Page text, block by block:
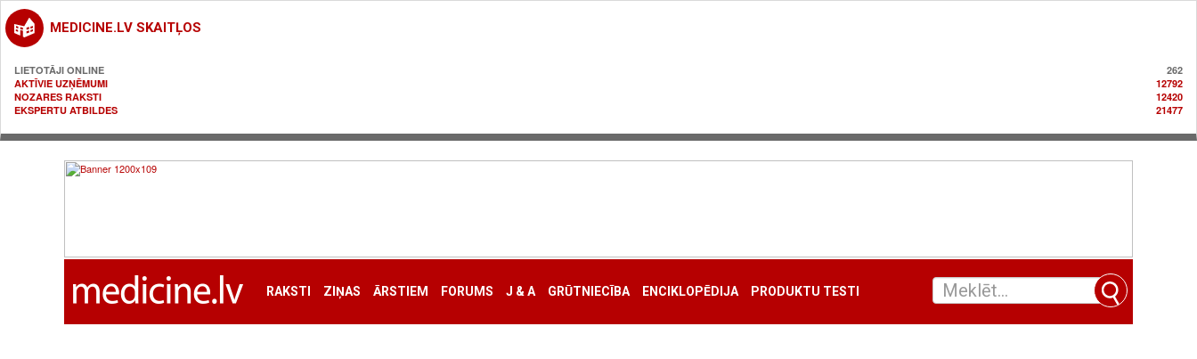
MEDICINE.LV SKAITĻOS
LIETOTĀJI ONLINE
262
AKTĪVIE UZŅĒMUMI
12792
NOZARES RAKSTI
12420
EKSPERTU ATBILDES
21477
RAKSTI ZIŅAS ĀRSTIEM FORUMS J & A GRŪTNIECĪBA ENCIKLOPĒDIJA PRODUKTU TESTI